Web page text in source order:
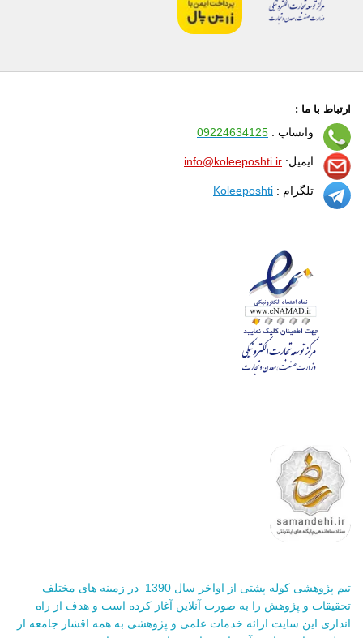
ارتباط با ما :
واتساپ : 09224634125
ایمیل: info@koleeposhti.ir
تلگرام : Koleeposhti
تیم پژوهشی کوله پشتی از اواخر سال 1390 در زمینه های مختلف
تحقیقات و پژوهش را به صورت آنلاین آغاز کرده است و هدف از راه
اندازی این سایت ارائه خدمات علمی و پژوهشی به همه اقشار جامعه از